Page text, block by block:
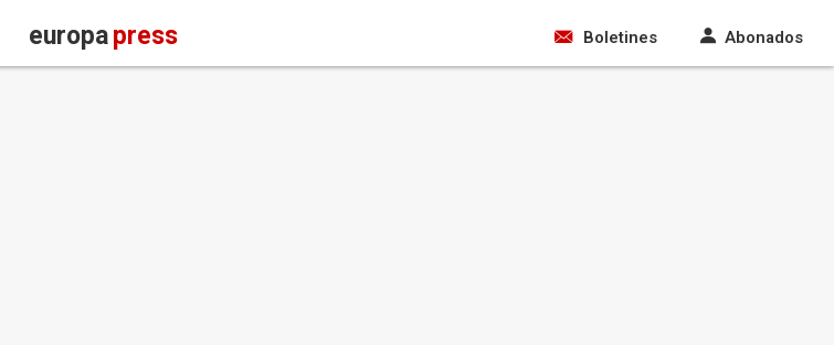
europapress Boletines Abonados